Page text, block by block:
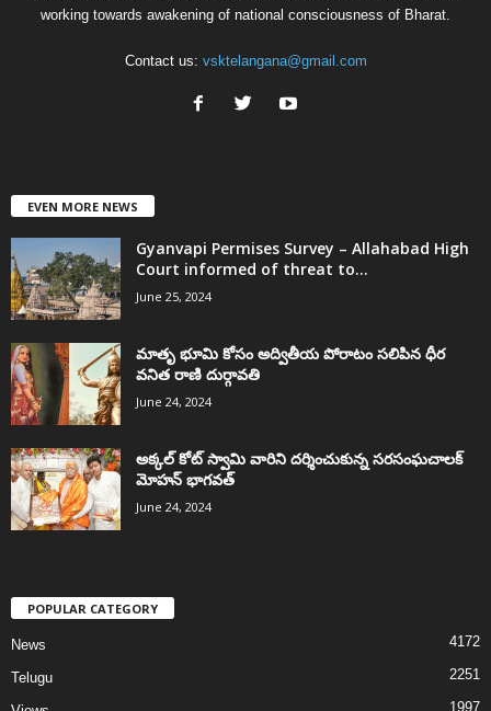
working towards awakening of national consciousness of Bharat.
Contact us: vsktelangana@gmail.com
EVEN MORE NEWS
Gyanvapi Permises Survey – Allahabad High
Court informed of threat to...
June 25, 2024
మాతృ భూమి కోసం అద్వితీయ పోరాటం సలిపిన ధీర
వనిత రాణి దుర్గావతి
June 24, 2024
అక్కల్‌ కోట్‌ స్వామి వారిని దర్శించుకున్న సరసంఘచాలక్
మోహన్ భాగవత్
June 24, 2024
POPULAR CATEGORY
News 4172
Telugu 2251
1997